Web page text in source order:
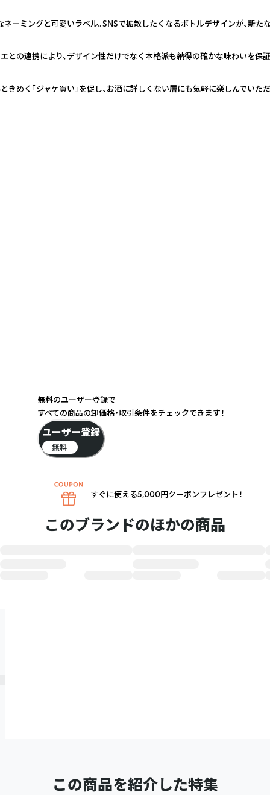
ネーミングと可愛いラベル。SNSで拡散したくなるボトルデザインが、新た
との連携により、デザイン性だけでなく本格派も納得の確かな味わいを保証
きめく「ジャケ買い」を促し、お酒に詳しくない層にも気軽に楽しんでいた
このブランドのほかの商品
この商品を紹介した特集
無料のユーザー登録で
すべての商品の卸価格・取引条件をチェックできます！
ユーザー登録
無料
すぐに使える5,000円クーポンプレゼント！